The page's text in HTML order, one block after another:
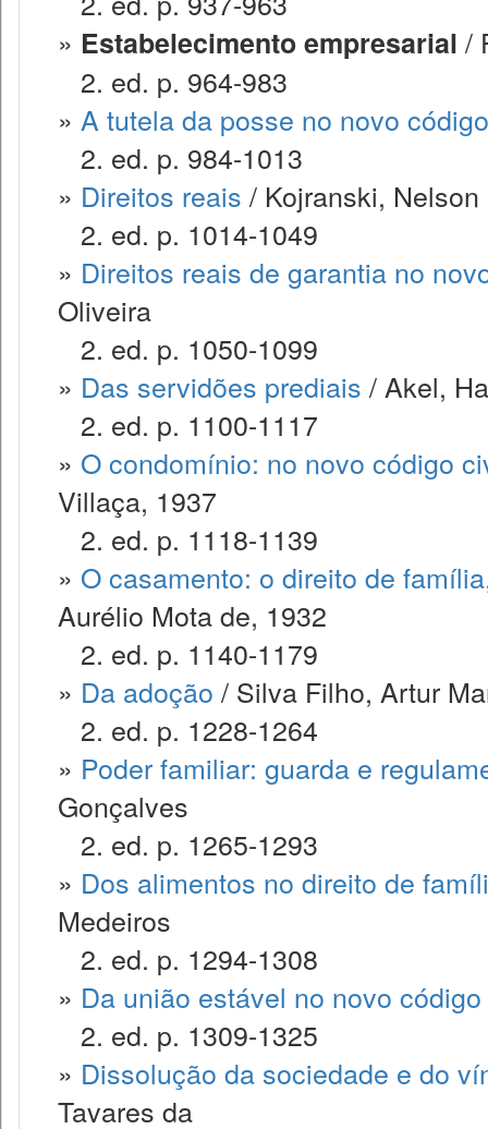
» Estabelecimento empresarial /
2. ed. p. 964-983
» A tutela da posse no novo
2. ed. p. 984-1013
» Direitos reais / Kojranski, Nelson
2. ed. p. 1014-1049
» Direitos reais de garantia no
Oliveira
2. ed. p. 1050-1099
» Das servidões prediais / Akel,
2. ed. p. 1100-1117
» O condomínio: no novo código
Villaça, 1937
2. ed. p. 1118-1139
» O casamento: o direito de
Aurélio Mota de, 1932
2. ed. p. 1140-1179
» Da adoção / Silva Filho, Artur
2. ed. p. 1228-1264
» Poder familiar: guarda e
Gonçalves
2. ed. p. 1265-1293
» Dos alimentos no direito de
Medeiros
2. ed. p. 1294-1308
» Da união estável no novo
2. ed. p. 1309-1325
» Dissolução da sociedade e do
Tavares da